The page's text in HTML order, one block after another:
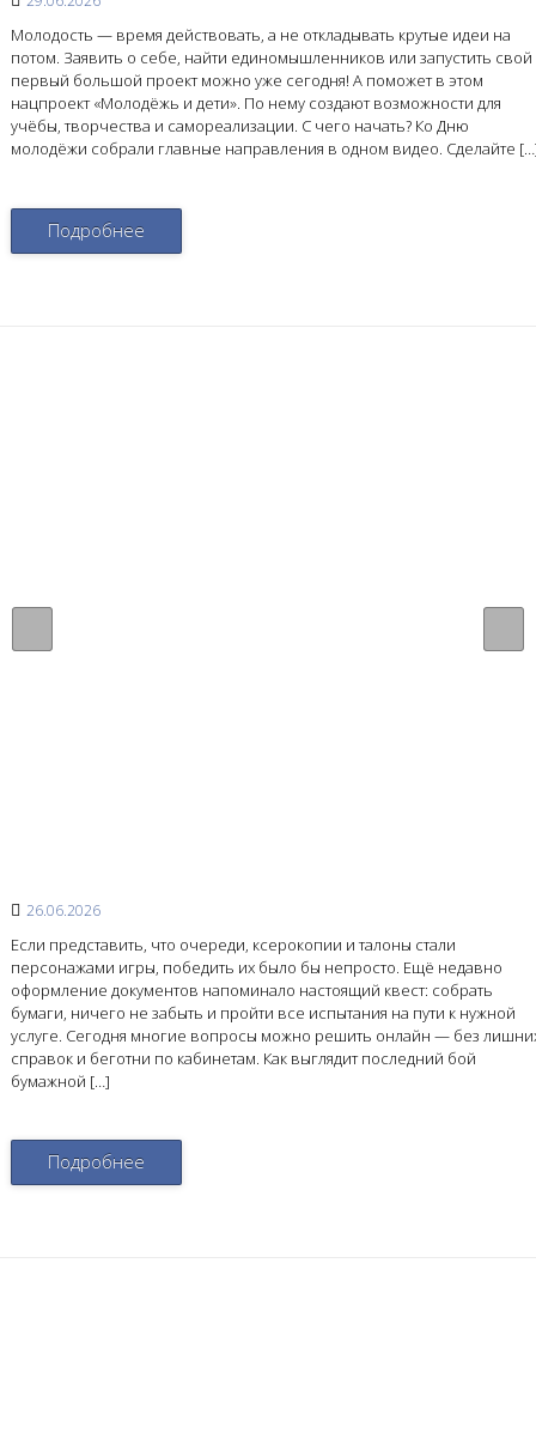
Молодость — время действовать, а не откладывать крутые идеи на
потом. Заявить о себе, найти единомышленников или запустить свой
первый большой проект можно уже сегодня! А поможет в этом
нацпроект «Молодёжь и дети». По нему создают возможности для
учёбы, творчества и самореализации. С чего начать? Ко Дню
молодёжи собрали главные направления в одном видео. Сделайте
Подробнее
26.06.2026
Если представить, что очереди, ксерокопии и талоны стали
персонажами игры, победить их было бы непросто. Ещё недавно
оформление документов напоминало настоящий квест: собрать
бумаги, ничего не забыть и пройти все испытания на пути к нужной
услуге. Сегодня многие вопросы можно решить онлайн — без
справок и беготни по кабинетам. Как выглядит последний бой
бумажной […]
Подробнее